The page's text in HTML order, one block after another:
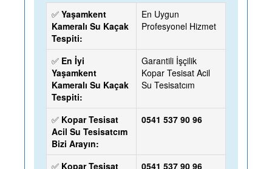
✅ Yaşamkent
Kameralı Su Kaçak
Tespiti:
En Uygun
Profesyonel Hizmet
✅ En İyi
Yaşamkent
Kameralı Su Kaçak
Tespiti:
Garantili İşçilik
Kopar Tesisat Acil
Su Tesisatcım
✅ Kopar Tesisat
Acil Su Tesisatcım
Bizi Arayın:
0541 537 90 96
✅ Kopar Tesisat
0541 537 90 96